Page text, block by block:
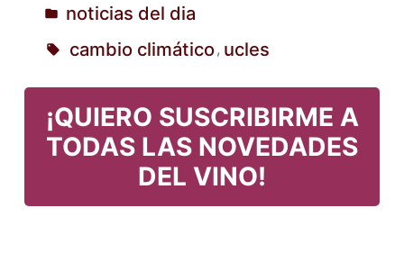
Publicado
en
noticias del dia
cambio climático, ucles
¡QUIERO SUSCRIBIRME A
TODAS LAS NOVEDADES
DEL VINO!